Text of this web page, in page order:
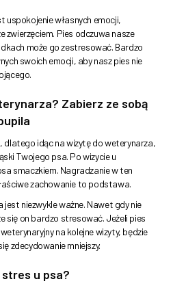
uspokojenie własnych emocji,
zwierzęciem. Pies odczuwa nasze
może go zestresować. Bardzo
swoich emocji, aby nasz pies nie
Zabierz ze sobą
idąc na wizytę do weterynarza,
Twojego psa. Po wizycie u
smaczkiem. Nagradzanie w ten
zachowanie to podstawa.
niezwykle ważne. Nawet gdy nie
się on bardzo stresować. Jeżeli pies
na kolejne wizyty, będzie
zdecydowanie mniejszy.
u psa?